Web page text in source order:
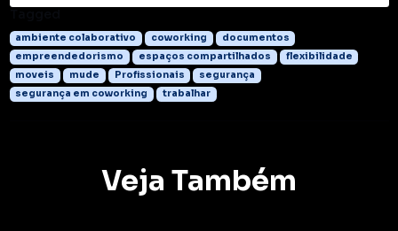
ambiente colaborativo coworking
documentos
empreendedorismo
espaços compartilhados
flexibilidade
moveis
mude Profissionais
segurança
segurança em coworking
trabalhar
Veja Também